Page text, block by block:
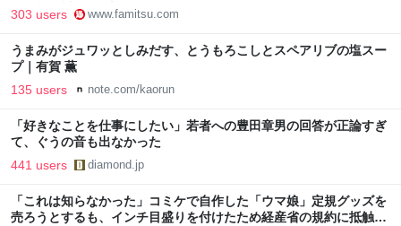
CBT模擬試験”で本格的に学べるノベルゲーム | ゲーム・エンタメ
最新情報のファミ通.com
303 users www.famitsu.com
うまみがジュワッとしみだす、とうもろこしとスペアリブの塩スー
プ｜有賀 薫
135 users note.com/kaorun
「好きなことを仕事にしたい」若者への豊田章男の回答が正論すぎ
て、ぐうの音も出なかった
441 users diamond.jp
「これは知らなかった」コミケで自作した「ウマ娘」定規グッズを
売ろうとするも、インチ目盛りを付けたため経産省の規約に抵触、